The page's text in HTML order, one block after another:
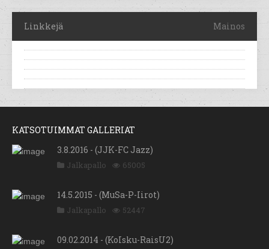
Linkkejä Mainos
KATSOTUIMMAT GALLERIAT
3.8.2016 - (JJK-FC Jazz)
Jalkapallo 65005
14.5.2015 - (MuSa-P-Iirot)
Jalkapallo 52447
09.02.2014 - (KoIsku-RaisU2)